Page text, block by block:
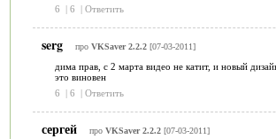
6
| 6 | Ответить
serg про VKSaver 2.2.2[07-03-2011]
дима прав, с 2 марта видео не катит, и новый
это виновен
6
| 6 | Ответить
сергей про VKSaver 2.2.2[07-03-2011]